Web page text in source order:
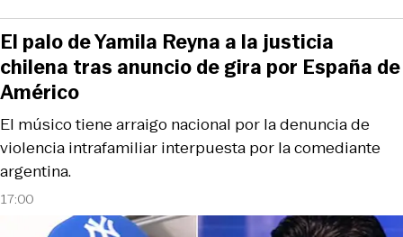
17:00
El músico tiene arraigo nacional por la denuncia de
violencia intrafamiliar interpuesta por la comediante
argentina.
El palo de Yamila Reyna a la justicia
chilena tras anuncio de gira por España de
Américo